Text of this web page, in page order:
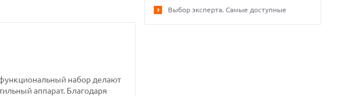
набор делают
аппарат. Благодаря
Выбор эксперта. Самые доступные